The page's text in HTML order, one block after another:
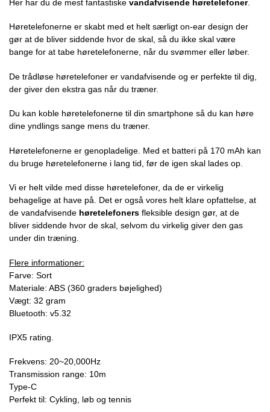
Her har du de mest fantastiske vandafvisende høretelefoner.
Høretelefonerne er skabt med et helt særligt on-ear design der
gør at de bliver siddende hvor de skal, så du ikke skal være
bange for at tabe høretelefonerne, når du svømmer eller løber.
De trådløse høretelefoner er vandafvisende og er perfekte til dig,
der giver den ekstra gas når du træner.
Du kan koble høretelefonerne til din smartphone så du kan høre
dine yndlings sange mens du træner.
Høretelefonerne er genopladelige. Med et batteri på 170 mAh kan
du bruge høretelefonerne i lang tid, før de igen skal lades op.
Vi er helt vilde med disse høretelefoner, da de er virkelig
behagelige at have på. Det er også vores helt klare opfattelse, at
de vandafvisende høretelefoners fleksible design gør, at de
bliver siddende hvor de skal, selvom du virkelig giver den gas
under din træning.
Flere informationer:
Farve: Sort
Materiale: ABS (360 graders bøjelighed)
Vægt: 32 gram
Bluetooth: v5.32
IPX5 rating.
Frekvens: 20~20,000Hz
Transmission range: 10m
Type-C
Perfekt til: Cykling, løb og tennis